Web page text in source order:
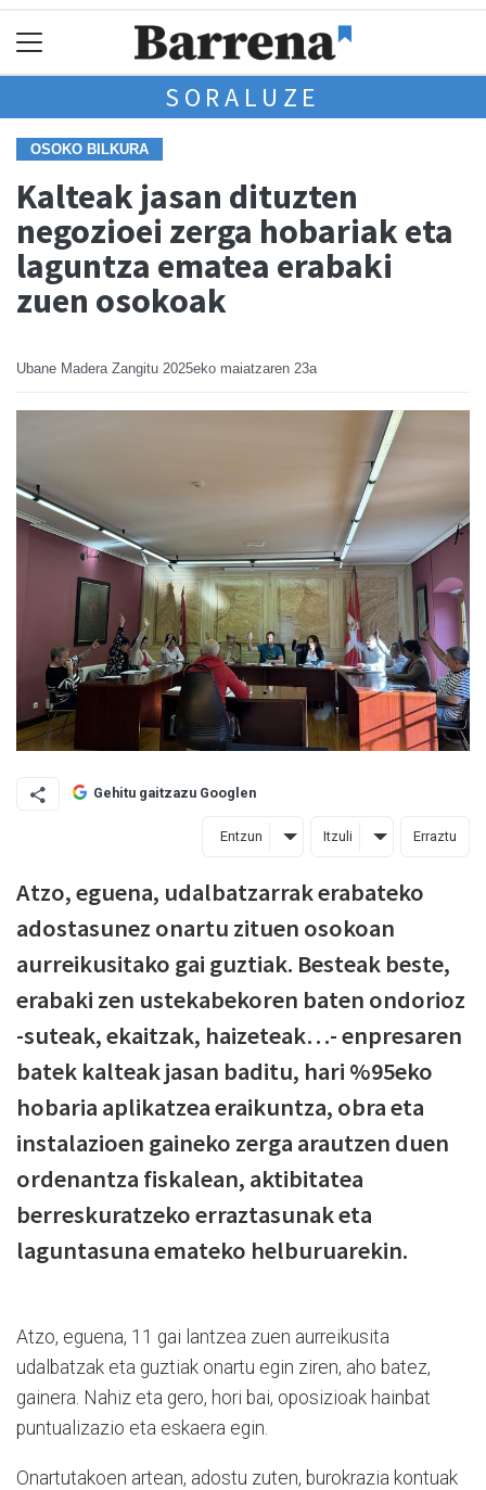
SORALUZE
OSOKO BILKURA
Kalteak jasan dituzten
negozioei zerga hobariak eta
laguntza ematea erabaki
zuen osokoak
Ubane Madera Zangitu 2025eko maiatzaren 23a
Gehitu gaitzazu Googlen
Entzun Itzuli Erraztu
Atzo, eguena, udalbatzarrak erabateko
adostasunez onartu zituen osokoan
aurreikusitako gai guztiak. Besteak beste,
erabaki zen ustekabekoren baten ondorioz
-suteak, ekaitzak, haizeteak…- enpresaren
batek kalteak jasan baditu, hari %95eko
hobaria aplikatzea eraikuntza, obra eta
instalazioen gaineko zerga arautzen duen
ordenantza fiskalean, aktibitatea
berreskuratzeko erraztasunak eta
laguntasuna emateko helburuarekin.
Atzo, eguena, 11 gai lantzea zuen aurreikusita
udalbatzak eta guztiak onartu egin ziren, aho batez,
gainera. Nahiz eta gero, hori bai, oposizioak hainbat
puntualizazio eta eskaera egin.
Onartutakoen artean, adostu zuten, burokrazia kontuak